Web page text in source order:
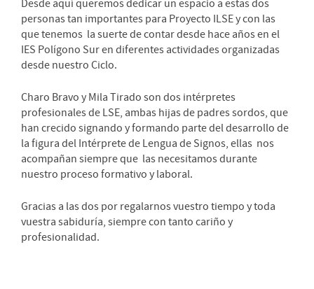
Desde aquí queremos dedicar un espacio a estas dos
personas tan importantes para Proyecto ILSE y con las
que tenemos la suerte de contar desde hace años en el
IES Polígono Sur en diferentes actividades organizadas
desde nuestro Ciclo.
Charo Bravo y Mila Tirado son dos intérpretes
profesionales de LSE, ambas hijas de padres sordos, que
han crecido signando y formando parte del desarrollo de
la figura del Intérprete de Lengua de Signos, ellas nos
acompañan siempre que las necesitamos durante
nuestro proceso formativo y laboral.
Gracias a las dos por regalarnos vuestro tiempo y toda
vuestra sabiduría, siempre con tanto cariño y
profesionalidad.